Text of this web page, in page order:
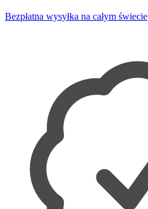
Bezpłatna wysyłka na całym świecie